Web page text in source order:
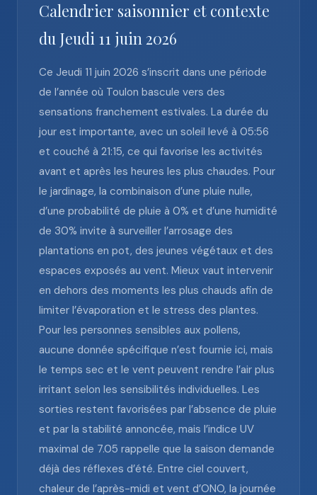
Calendrier saisonnier et contexte
du Jeudi 11 juin 2026
Ce Jeudi 11 juin 2026 s’inscrit dans une période
de l’année où Toulon bascule vers des
sensations franchement estivales. La durée du
jour est importante, avec un soleil levé à 05:56
et couché à 21:15, ce qui favorise les activités
avant et après les heures les plus chaudes. Pour
le jardinage, la combinaison d’une pluie nulle,
d’une probabilité de pluie à 0% et d’une humidité
de 30% invite à surveiller l’arrosage des
plantations en pot, des jeunes végétaux et des
espaces exposés au vent. Mieux vaut intervenir
en dehors des moments les plus chauds afin de
limiter l’évaporation et le stress des plantes.
Pour les personnes sensibles aux pollens,
aucune donnée spécifique n’est fournie ici, mais
le temps sec et le vent peuvent rendre l’air plus
irritant selon les sensibilités individuelles. Les
sorties restent favorisées par l’absence de pluie
et par la stabilité annoncée, mais l’indice UV
maximal de 7.05 rappelle que la saison demande
déjà des réflexes d’été. Entre ciel couvert,
chaleur de l’après-midi et vent d’ONO, la journée